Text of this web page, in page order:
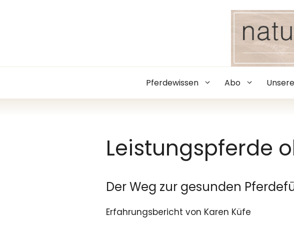
Pferdewissen Abo
Leistungspferde
Der Weg zur gesunden
Erfahrungsbericht von Karen Küfe